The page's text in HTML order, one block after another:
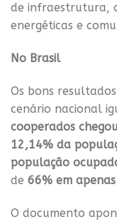
de infraestrutura,
energéticas e
No Brasil
Os bons
cenário nacional
cooperados
12,14% da
população
de 66% em
O documento